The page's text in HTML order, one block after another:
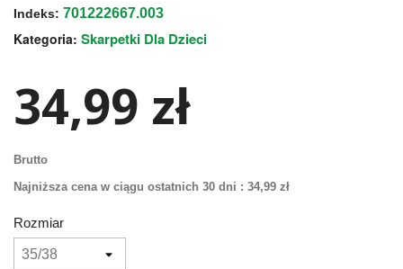
Indeks: 701222667.003
Kategoria: Skarpetki Dla Dzieci
34,99 zł
Brutto
Najniższa cena w ciągu ostatnich 30 dni : 34,99 zł
Rozmiar